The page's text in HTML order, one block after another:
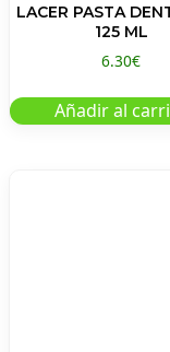
LACER PASTA
125 ML
6.30€
Añadir al